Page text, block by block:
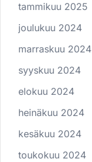
tammikuu 2025
joulukuu 2024
marraskuu 2024
syyskuu 2024
elokuu 2024
heinäkuu 2024
kesäkuu 2024
toukokuu 2024